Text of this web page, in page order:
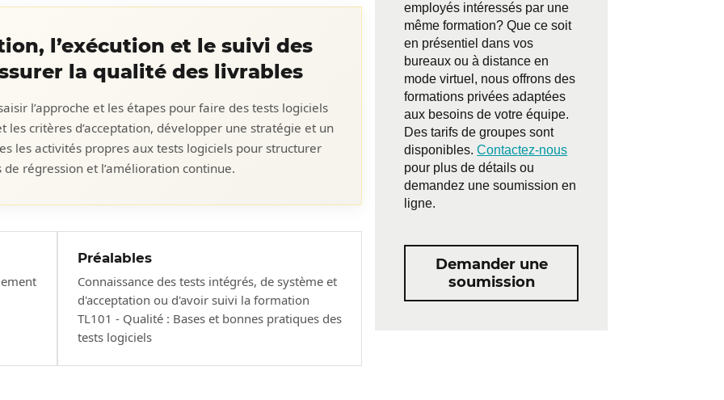
l’exécution et le suivi des
la qualité des livrables
l’approche et les étapes pour faire des tests logiciels
les critères d’acceptation, développer une stratégie et un
les activités propres aux tests logiciels pour structurer
régression et l’amélioration continue.
Préalables
Connaissance des tests intégrés, de système et
d'acceptation ou d'avoir suivi la formation
TL101 - Qualité : Bases et bonnes pratiques des
tests logiciels
employés intéressés par une
même formation? Que ce soit
en présentiel dans vos
bureaux ou à distance en
mode virtuel, nous offrons des
formations privées adaptées
aux besoins de votre équipe.
Des tarifs de groupes sont
disponibles.Contactez-nous
pour plus de détails ou
demandez une soumission en
ligne.
Demander une
soumission